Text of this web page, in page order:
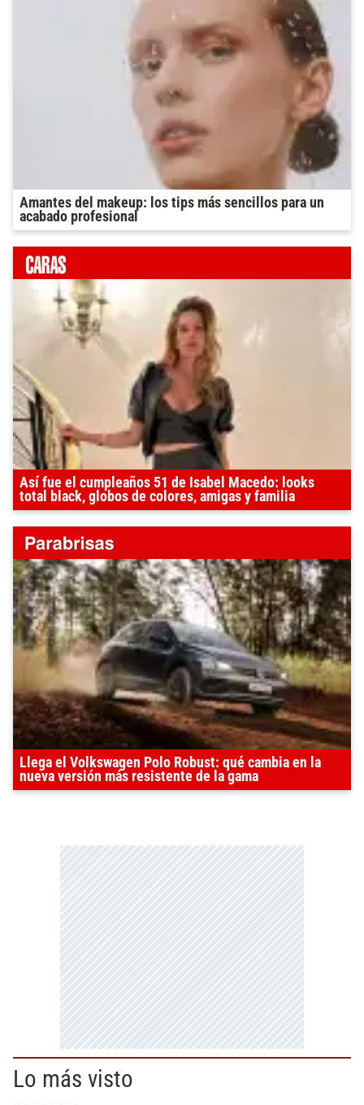
Amantes del makeup: los tips más sencillos para un
acabado profesional
Así fue el cumpleaños 51 de Isabel Macedo: looks
total black, globos de colores, amigas y familia
Llega el Volkswagen Polo Robust: qué cambia en la
nueva versión más resistente de la gama
Lo más visto